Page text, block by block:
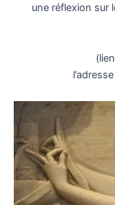
une réflexion sur
l’adresse